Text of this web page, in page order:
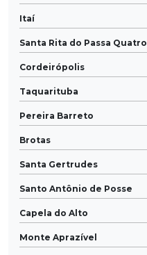
Itaí
Santa Rita do Passa Quatro
Cordeirópolis
Taquarituba
Pereira Barreto
Brotas
Santa Gertrudes
Santo Antônio de Posse
Capela do Alto
Monte Aprazível